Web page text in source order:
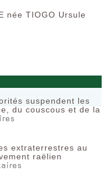
née TIOGO Ursule
suspendent les
du couscous et de la
extraterrestres au
raëlien